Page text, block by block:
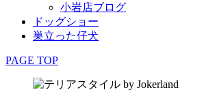
小岩店ブログ
ドッグショー
巣立った仔犬
PAGE TOP